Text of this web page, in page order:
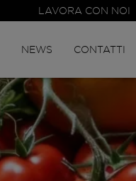
LAVORA CON NOI
NEWS CONTATTI